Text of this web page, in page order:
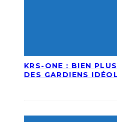
KRS-ONE : BIEN
DES GARDIENS